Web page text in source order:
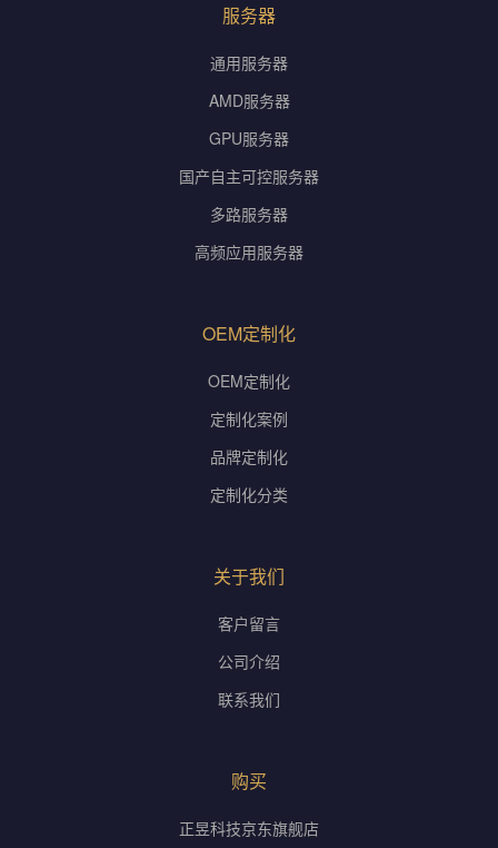
服务器
通用服务器
AMD服务器
GPU服务器
国产自主可控服务器
多路服务器
高频应用服务器
OEM定制化
OEM定制化
定制化案例
品牌定制化
定制化分类
关于我们
客户留言
公司介绍
联系我们
购买
正昱科技京东旗舰店